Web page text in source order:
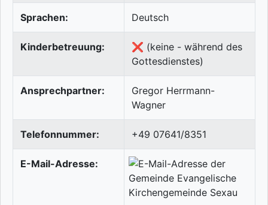
Sprachen: Deutsch
Kinderbetreuung:
❌ (keine - während des
Gottesdienstes)
Ansprechpartner:
Gregor Herrmann-
Wagner
Telefonnummer: +49 07641/8351
E-Mail-Adresse: